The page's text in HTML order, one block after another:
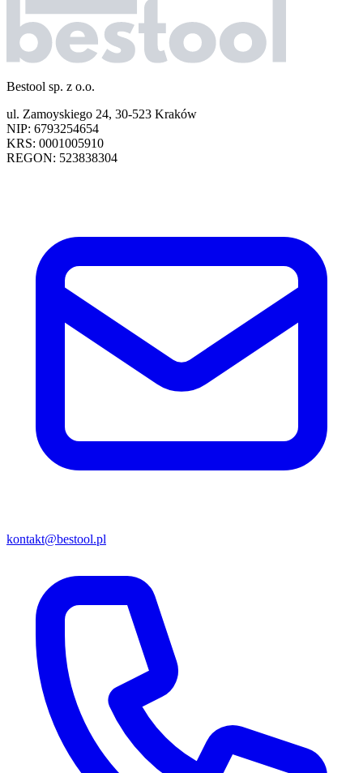
Bestool sp. z o.o.
ul. Zamoyskiego 24, 30-523 Kraków
NIP: 6793254654
KRS: 0001005910
REGON: 523838304
kontakt@bestool.pl